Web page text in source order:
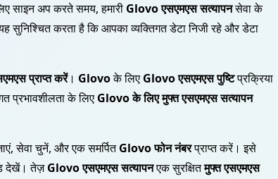
साइन अप करते समय, हमारी Glovo एसएमएस सत्यापनसेवा के
सुनिश्चित करता है कि आपका व्यक्तिगत डेटा निजी रहे और डेटा
प्राप्त करें। Glovoके लिए Glovo एसएमएस पुष्टिप्रक्रिया
प्रभावशीलता के लिए Glovo के लिए मुफ्त एसएमएस सत्यापन
सेवा चुनें, और एक समर्पितGlovo फोन नंबरप्राप्त करें। इसे
देखें। तेज़Glovo एसएमएस सत्यापनएक सुरक्षितमुफ्त एसएमएस